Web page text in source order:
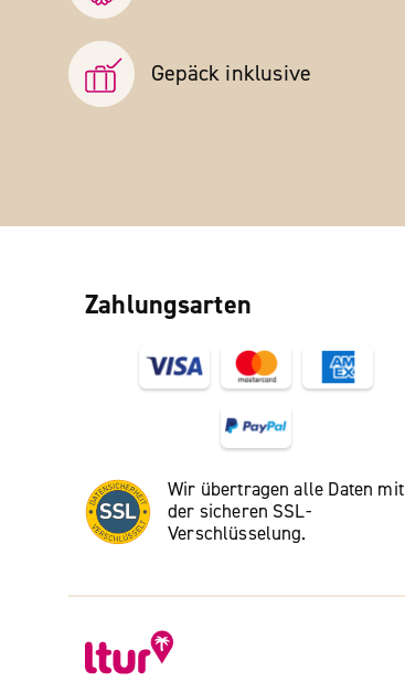
Gepäck inklusive
Zahlungsarten
Wir übertragen alle Daten mit
der sicheren SSL-
Verschlüsselung.